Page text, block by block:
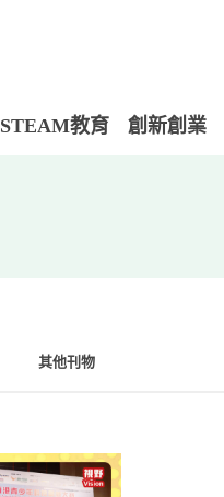
STEAM教育 創新創業
其他刊物